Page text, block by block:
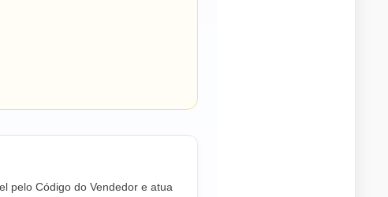
pelo Código do Vendedor e atua